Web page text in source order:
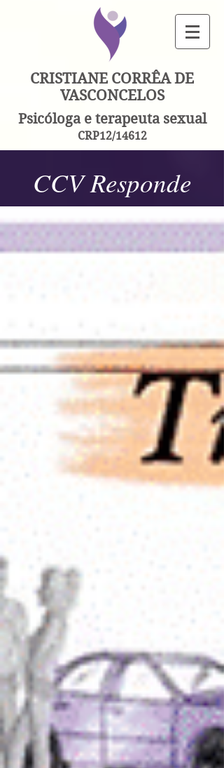
CRISTIANE CORRÊA DE
VASCONCELOS
Psicóloga e terapeuta sexual
CRP12/14612
CCV Responde